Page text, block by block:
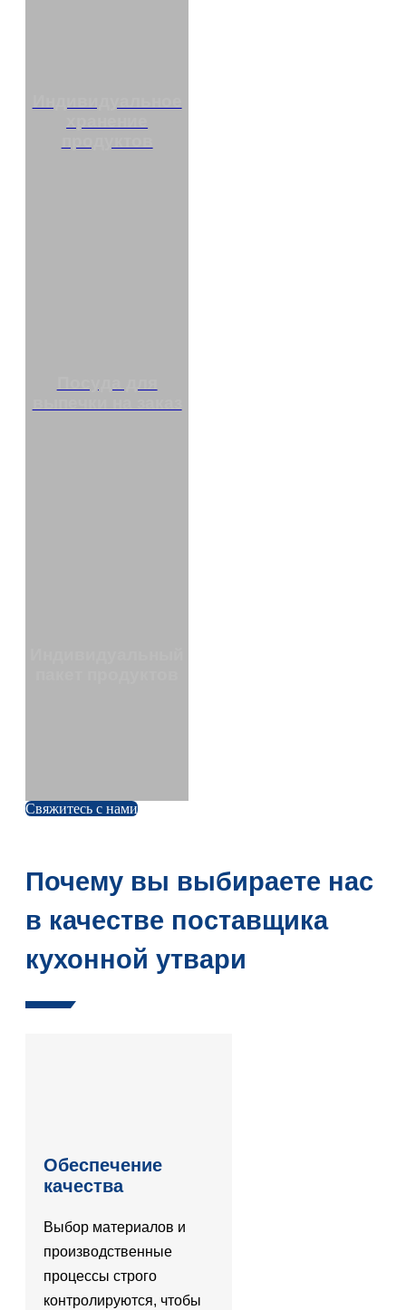
Свяжитесь с нами
Почему вы выбираете нас
в качестве поставщика
кухонной утвари
Обеспечение
качества
Выбор материалов и
производственные
процессы строго
контролируются, чтобы